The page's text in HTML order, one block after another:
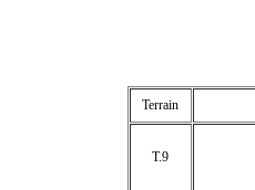
Terrain
T.9